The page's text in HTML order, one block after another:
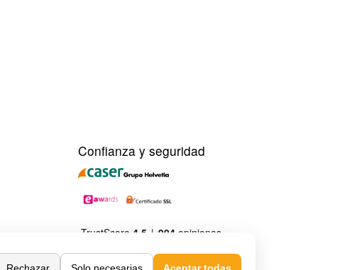
Confianza y seguridad
Rechazar Solo necesarias Aceptar todas